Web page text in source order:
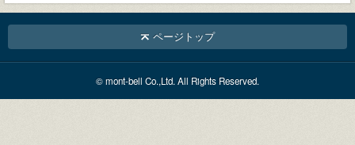
ページトップ
© mont-bell Co.,Ltd. All Rights Reserved.